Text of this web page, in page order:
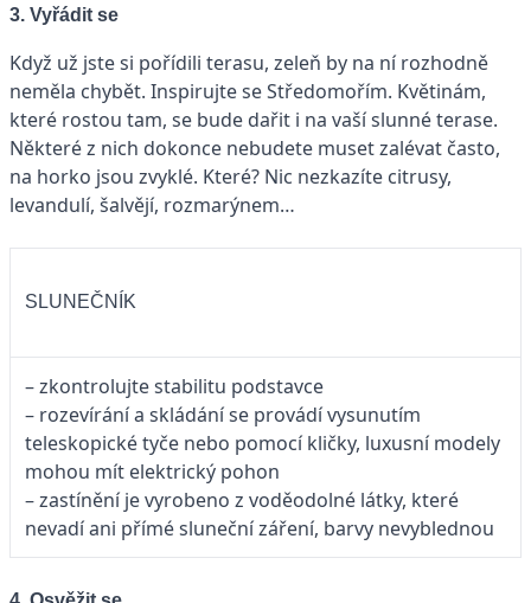
3. Vyřádit se
Když už jste si pořídili terasu, zeleň by na ní rozhodně
neměla chybět. Inspirujte se Středomořím. Květinám,
které rostou tam, se bude dařit i na vaší slunné terase.
Některé z nich dokonce nebudete muset zalévat často,
na horko jsou zvyklé. Které? Nic nezkazíte citrusy,
levandulí, šalvějí, rozmarýnem…
SLUNEČNÍK
– zkontrolujte stabilitu podstavce
– rozevírání a skládání se provádí vysunutím
teleskopické tyče nebo pomocí kličky, luxusní modely
mohou mít elektrický pohon
– zastínění je vyrobeno z voděodolné látky, které
nevadí ani přímé sluneční záření, barvy nevyblednou